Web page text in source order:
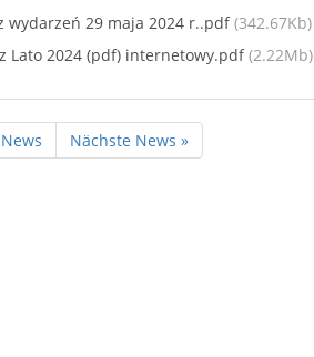
wydarzeń 29 maja 2024 r..pdf(342.67Kb)
Lato 2024 (pdf) internetowy.pdf(2.22Mb)
Nächste News »